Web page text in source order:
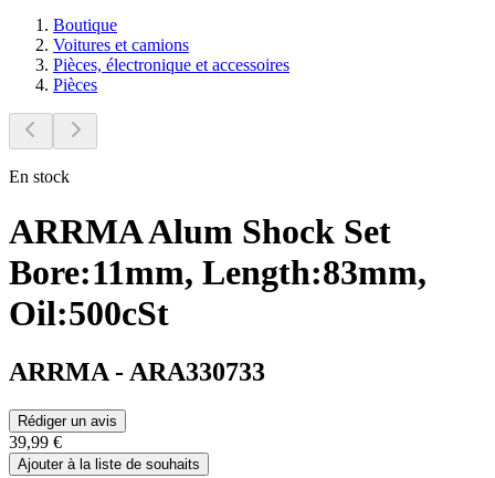
Boutique
Voitures et camions
Pièces, électronique et accessoires
Pièces
En stock
ARRMA Alum Shock Set
Bore:11mm, Length:83mm,
Oil:500cSt
ARRMA - ARA330733
Rédiger un avis
39,99 €
Ajouter à la liste de souhaits